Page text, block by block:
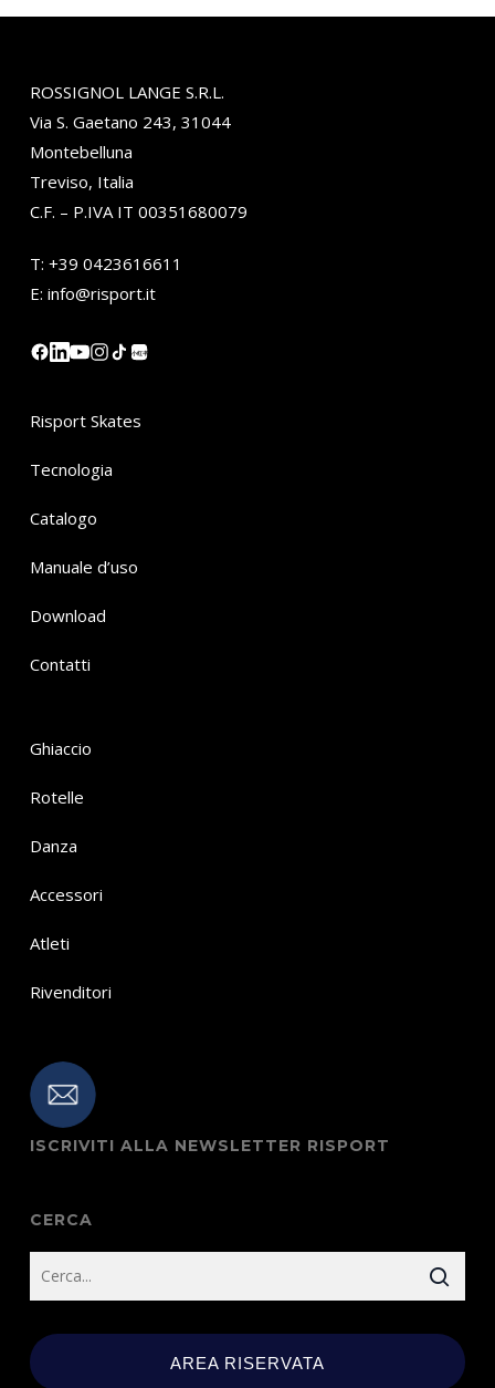
ROSSIGNOL LANGE S.R.L.
Via S. Gaetano 243, 31044
Montebelluna
Treviso, Italia
C.F. – P.IVA IT 00351680079
T: +39 0423616611
E: info@risport.it
小红书
Risport Skates
Tecnologia
Catalogo
Manuale d’uso
Download
Contatti
Ghiaccio
Rotelle
Danza
Accessori
Atleti
Rivenditori
ISCRIVITI ALLA NEWSLETTER RISPORT
CERCA
AREA RISERVATA